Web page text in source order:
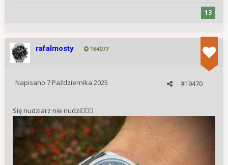
13
rafalmosty 164077
#19470
Napisano 7 Października 2025
Się nudziarz nie nudzi 🤷🏻‍♂️